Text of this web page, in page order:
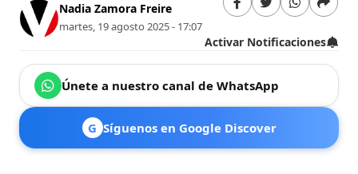
Nadia Zamora Freire
martes, 19 agosto 2025 - 17:07
Activar Notificaciones
Únete a nuestro canal de WhatsApp
G Síguenos en Google Discover